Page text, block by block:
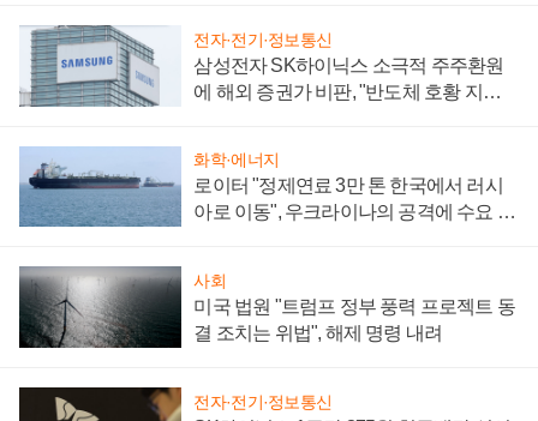
전자·전기·정보통신
삼성전자 SK하이닉스 소극적 주주환원
에 해외 증권가 비판, "반도체 호황 지속
화학·에너지
로이터 "정제연료 3만 톤 한국에서 러시
아로 이동", 우크라이나의 공격에 수요 늘
사회
미국 법원 "트럼프 정부 풍력 프로젝트 동
결 조치는 위법", 해제 명령 내려
전자·전기·정보통신